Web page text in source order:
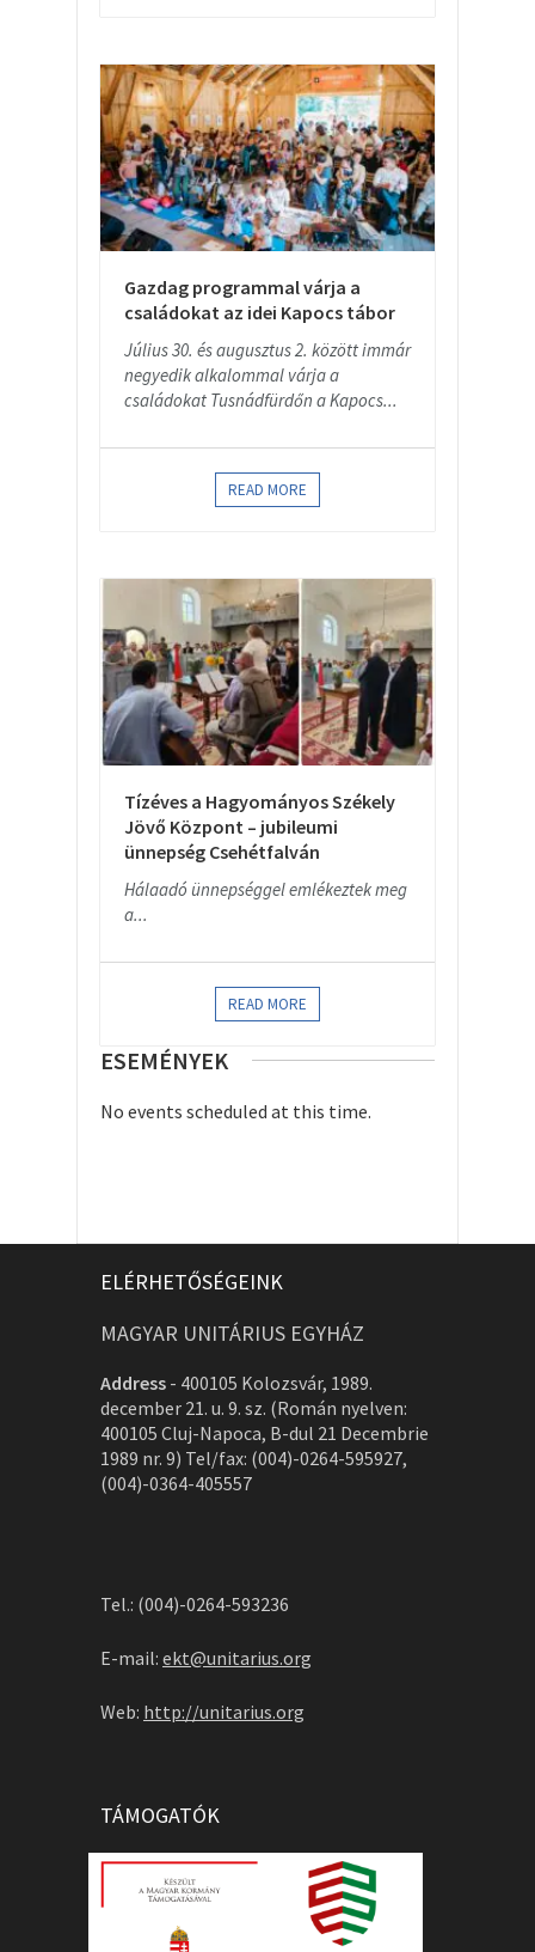
Gazdag programmal várja a
családokat az idei Kapocs tábor
Július 30. és augusztus 2. között immár
negyedik alkalommal várja a
családokat Tusnádfürdőn a Kapocs...
READ MORE
Tízéves a Hagyományos Székely
Jövő Központ – jubileumi
ünnepség Csehétfalván
Hálaadó ünnepséggel emlékeztek meg
a...
READ MORE
ESEMÉNYEK
No events scheduled at this time.
ELÉRHETŐSÉGEINK
MAGYAR UNITÁRIUS EGYHÁZ
Address - 400105 Kolozsvár, 1989.
december 21. u. 9. sz. (Román nyelven:
400105 Cluj-Napoca, B-dul 21 Decembrie
1989 nr. 9) Tel/fax: (004)-0264-595927,
(004)-0364-405557
Tel.: (004)-0264-593236
E-mail: ekt@unitarius.org
Web: http://unitarius.org
TÁMOGATÓK